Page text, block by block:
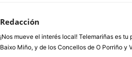
Redacción
¡Nos mueve el interés local! Telemariñas es
Baixo Miño, y de los Concellos de O Porriño y